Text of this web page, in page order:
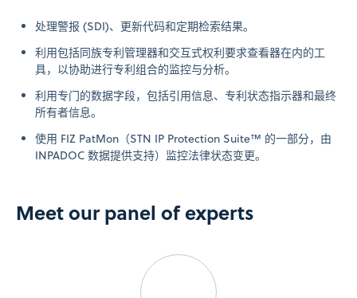
处理警报 (SDI)、更新代码和定期检索结果。
利用包括同族专利管理器和交互式权利要求查看器在内的工
具，以协助进行专利组合的监控与分析。
利用专门的数据字段，包括引用信息、专利状态指示器和最终
所有者信息。
使用 FIZ PatMon（STN IP Protection Suite™ 的一部分，由
INPADOC 数据提供支持）监控法律状态变更。
Meet our panel of experts